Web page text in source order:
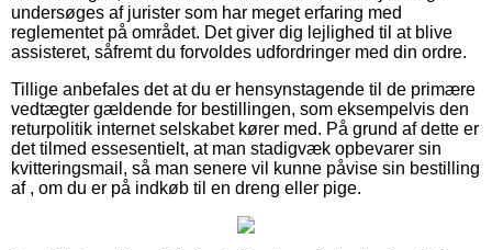
undersøges af jurister som har meget erfaring med
reglementet på området. Det giver dig lejlighed til at blive
assisteret, såfremt du forvoldes udfordringer med din ordre.
Tillige anbefales det at du er hensynstagende til de primære
vedtægter gældende for bestillingen, som eksempelvis den
returpolitik internet selskabet kører med. På grund af dette er
det tilmed essesentielt, at man stadigvæk opbevarer sin
kvitteringsmail, så man senere vil kunne påvise sin bestilling
af , om du er på indkøb til en dreng eller pige.